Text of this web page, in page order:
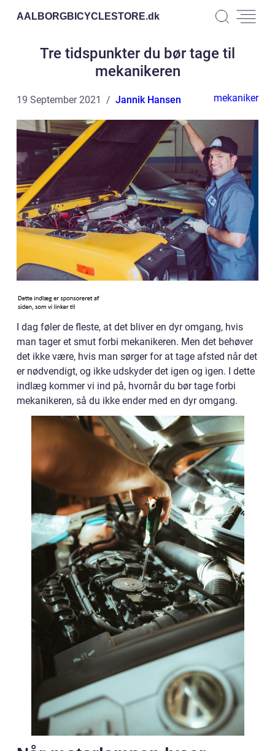
AALBORGBICYCLESTORE.dk
Tre tidspunkter du bør tage til
mekanikeren
19 September 2021 Jannik Hansen mekaniker
I dag føler de fleste, at det bliver en dyr omgang, hvis
man tager et smut forbi mekanikeren. Men det behøver
det ikke være, hvis man sørger for at tage afsted når det
er nødvendigt, og ikke udskyder det igen og igen. I dette
indlæg kommer vi ind på, hvornår du bør tage forbi
mekanikeren, så du ikke ender med en dyr omgang.